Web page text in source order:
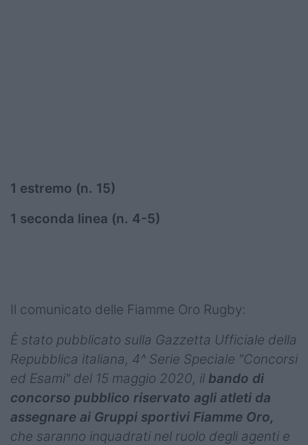
1 estremo (n. 15)
1 seconda linea (n. 4-5)
Il comunicato delle Fiamme Oro Rugby:
È stato pubblicato sulla Gazzetta Ufficiale della
Repubblica italiana, 4^ Serie Speciale "Concorsi
ed Esami" del 15 maggio 2020, il bando di
concorso pubblico riservato agli atleti da
assegnare ai Gruppi sportivi Fiamme Oro,
che saranno inquadrati nel ruolo degli agenti e